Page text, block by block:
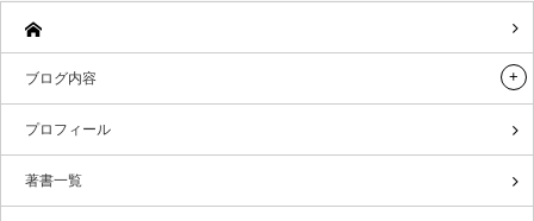
ブログ内容
プロフィール
著書一覧